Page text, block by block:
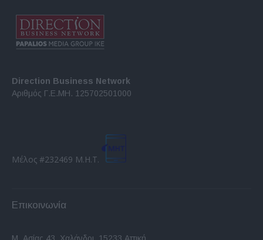
Direction Business Network
Αριθμός Γ.Ε.ΜΗ. 125702501000
Μέλος #232469 Μ.Η.Τ.
Επικοινωνία
Μ. Ασίας 43, Χαλάνδρι, 15233 Αττική